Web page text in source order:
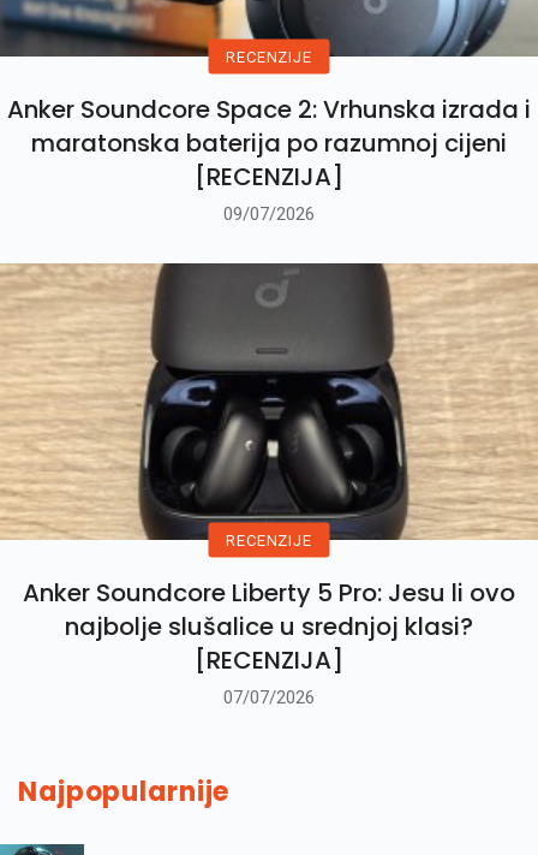
RECENZIJE
Anker Soundcore Space 2: Vrhunska izrada i
maratonska baterija po razumnoj cijeni
[RECENZIJA]
09/07/2026
RECENZIJE
Anker Soundcore Liberty 5 Pro: Jesu li ovo
najbolje slušalice u srednjoj klasi?
[RECENZIJA]
07/07/2026
Najpopularnije